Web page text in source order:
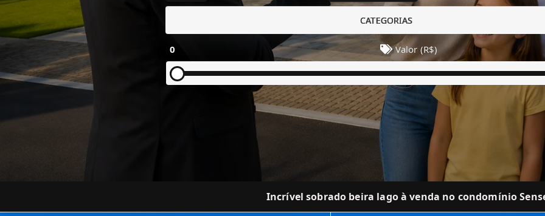
CATEGORIAS
0 Valor (R$)
Incrível sobrado beira lago à venda no condomínio